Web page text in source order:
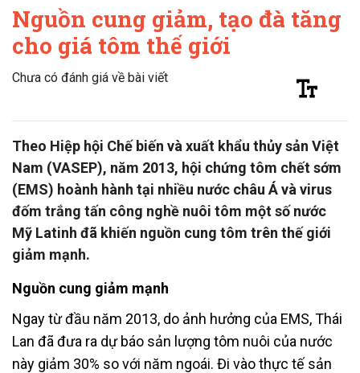
Nguồn cung giảm, tạo đà tăng
cho giá tôm thế giới
Chưa có đánh giá về bài viết
Theo Hiệp hội Chế biến và xuất khẩu thủy sản Việt
Nam (VASEP), năm 2013, hội chứng tôm chết sớm
(EMS) hoành hành tại nhiều nước châu Á và virus
đốm trắng tấn công nghề nuôi tôm một số nước
Mỹ Latinh đã khiến nguồn cung tôm trên thế giới
giảm mạnh.
Nguồn cung giảm mạnh
Ngay từ đầu năm 2013, do ảnh hưởng của EMS, Thái
Lan đã đưa ra dự báo sản lượng tôm nuôi của nước
này giảm 30% so với năm ngoái. Đi vào thực tế sản